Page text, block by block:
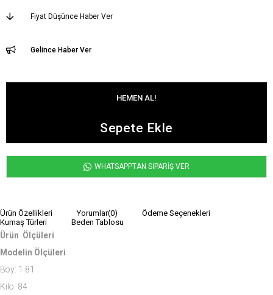
Fiyat Düşünce Haber Ver
Gelince Haber Ver
WHATSAPPTAN SİPARİŞ VER
Ürün Özellikleri Yorumlar(0)
Ödeme Seçenekleri
Kumaş Türleri
Beden Tablosu
Ürün Ölçüleri
Modelin Ölçüleri
Boy: 1.81
Kilo: 84